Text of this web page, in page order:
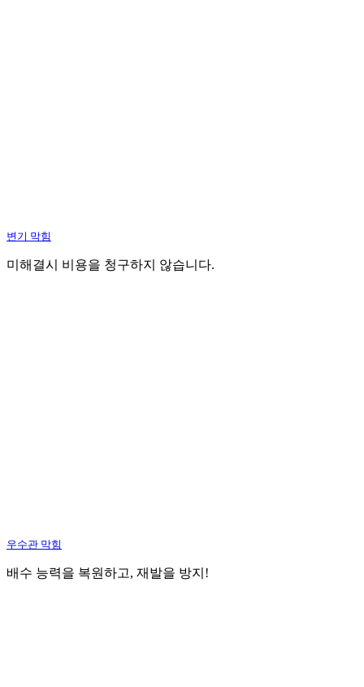
변기 막힘
미해결시 비용을 청구하지 않습니다.
우수관 막힘
배수 능력을 복원하고, 재발을 방지!